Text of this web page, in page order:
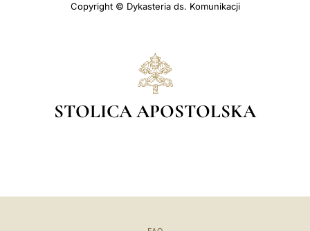
Copyright © Dykasteria ds. Komunikacji
STOLICA APOSTOLSKA